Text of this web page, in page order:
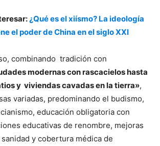
¿Qué es el xiísmo? La ideología
el poder de China en el siglo XXI
combinando tradición con
modernas con rascacielos hasta
y viviendas cavadas en la tierra»,
variadas, predominando el budismo,
educación obligatoria con
educativas de renombre, mejoras
y cobertura médica de